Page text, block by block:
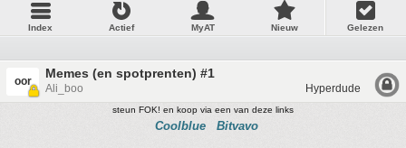
Index Actief MyAT Nieuw Gelezen
oor
Memes (en spotprenten) #1
Ali_boo Hyperdude
steun FOK! en koop via een van deze links
Coolblue Bitvavo